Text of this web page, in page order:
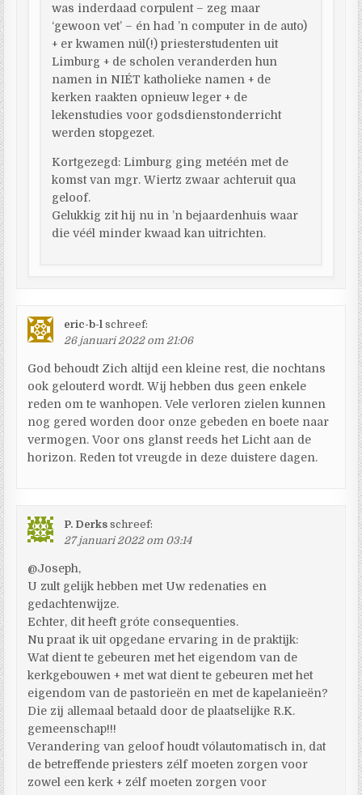
was inderdaad corpulent – zeg maar
‘gewoon vet’ – én had ’n computer in de auto)
+ er kwamen núl(!) priesterstudenten uit
Limburg + de scholen veranderden hun
namen in NIÉT katholieke namen + de
kerken raakten opnieuw leger + de
lekenstudies voor godsdienstonderricht
werden stopgezet.
Kortgezegd: Limburg ging metéén met de
komst van mgr. Wiertz zwaar achteruit qua
geloof.
Gelukkig zit hij nu in ’n bejaardenhuis waar
die véél minder kwaad kan uitrichten.
eric-b-l schreef:
26 januari 2022 om 21:06
God behoudt Zich altijd een kleine rest, die nochtans
ook gelouterd wordt. Wij hebben dus geen enkele
reden om te wanhopen. Vele verloren zielen kunnen
nog gered worden door onze gebeden en boete naar
vermogen. Voor ons glanst reeds het Licht aan de
horizon. Reden tot vreugde in deze duistere dagen.
P. Derks schreef:
27 januari 2022 om 03:14
@Joseph,
U zult gelijk hebben met Uw redenaties en
gedachtenwijze.
Echter, dit heeft gróte consequenties.
Nu praat ik uit opgedane ervaring in de praktijk:
Wat dient te gebeuren met het eigendom van de
kerkgebouwen + met wat dient te gebeuren met het
eigendom van de pastorieën en met de kapelanieën?
Die zij allemaal betaald door de plaatselijke R.K.
gemeenschap!!!
Verandering van geloof houdt vólautomatisch in, dat
de betreffende priesters zélf moeten zorgen voor
zowel een kerk + zélf moeten zorgen voor